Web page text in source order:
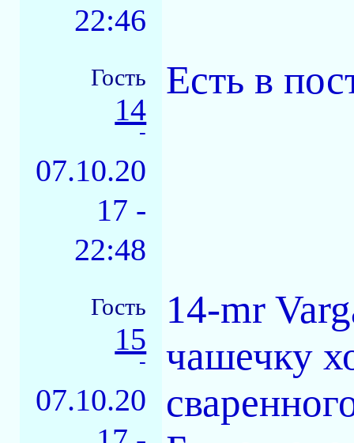
22:46
Гость
14
-
07.10.20
17 -
22:48
Есть в
Гость
15
-
07.10.20
14-mr
чашечку